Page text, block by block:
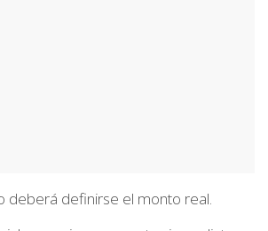
deberá definirse el monto real.